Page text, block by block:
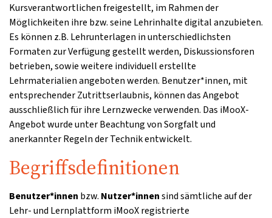
Kursverantwortlichen freigestellt, im Rahmen der
Möglichkeiten ihre bzw. seine Lehrinhalte digital anzubieten.
Es können z.B. Lehrunterlagen in unterschiedlichsten
Formaten zur Verfügung gestellt werden, Diskussionsforen
betrieben, sowie weitere individuell erstellte
Lehrmaterialien angeboten werden. Benutzer*innen, mit
entsprechender Zutrittserlaubnis, können das Angebot
ausschließlich für ihre Lernzwecke verwenden. Das iMooX-
Angebot wurde unter Beachtung von Sorgfalt und
anerkannter Regeln der Technik entwickelt.
Begriffsdefinitionen
Benutzer*innen bzw. Nutzer*innensind sämtliche auf der
Lehr- und Lernplattform iMooX registrierte